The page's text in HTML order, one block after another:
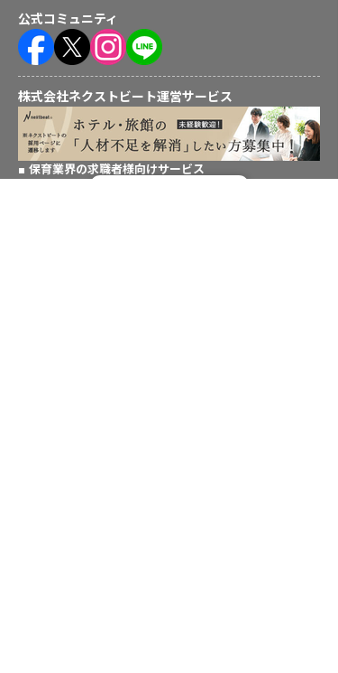
公式コミュニティ
株式会社ネクストビート運営サービス
保育業界の求職者様向けサービス